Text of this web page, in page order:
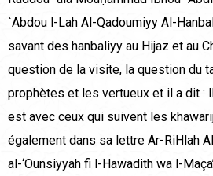
`Abdou l-Lah Al-Qadoumiyy Al-
savant des hanbaliyy au Hijaz et au
question de la visite, la question du
prophètes et les vertueux et il a dit :
est avec ceux qui suivent les
également dans sa lettre Ar-RiHlah
al-‘Ounsiyyah fi l-Hawadith wa l-